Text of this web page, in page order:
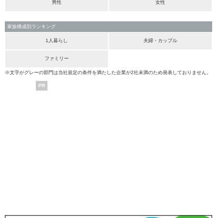
男性 女性
家族構成別ランキング
1人暮らし 夫婦・カップル
ファミリー
※文字がグレーの部門は当社規定の条件を満たした企業が2社未満のため発表しておりません。
PR